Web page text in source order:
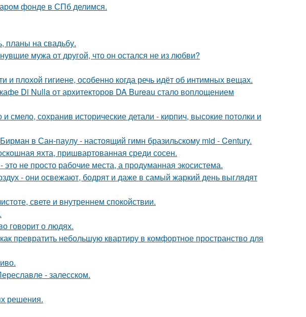
фонде в СПб делимся.
планы на свадьбу.
мужа от другой, что он остался не из любви?
плохой гигиене, особенно когда речь идёт об интимных вещах.
Di Nulla от архитекторов DA Bureau стало воплощением
смело, сохранив исторические детали - кирпич, высокие потолки и
в Сан-паулу - настоящий гимн бразильскому mid - Century.
яхта, пришвартованная среди сосен.
не просто рабочие места, а продуманная экосистема.
- они освежают, бодрят и даже в самый жаркий день выглядят
свете и внутреннем спокойствии.
говорит о людях.
превратить небольшую квартиру в комфортное пространство для
- залесском.
решения.